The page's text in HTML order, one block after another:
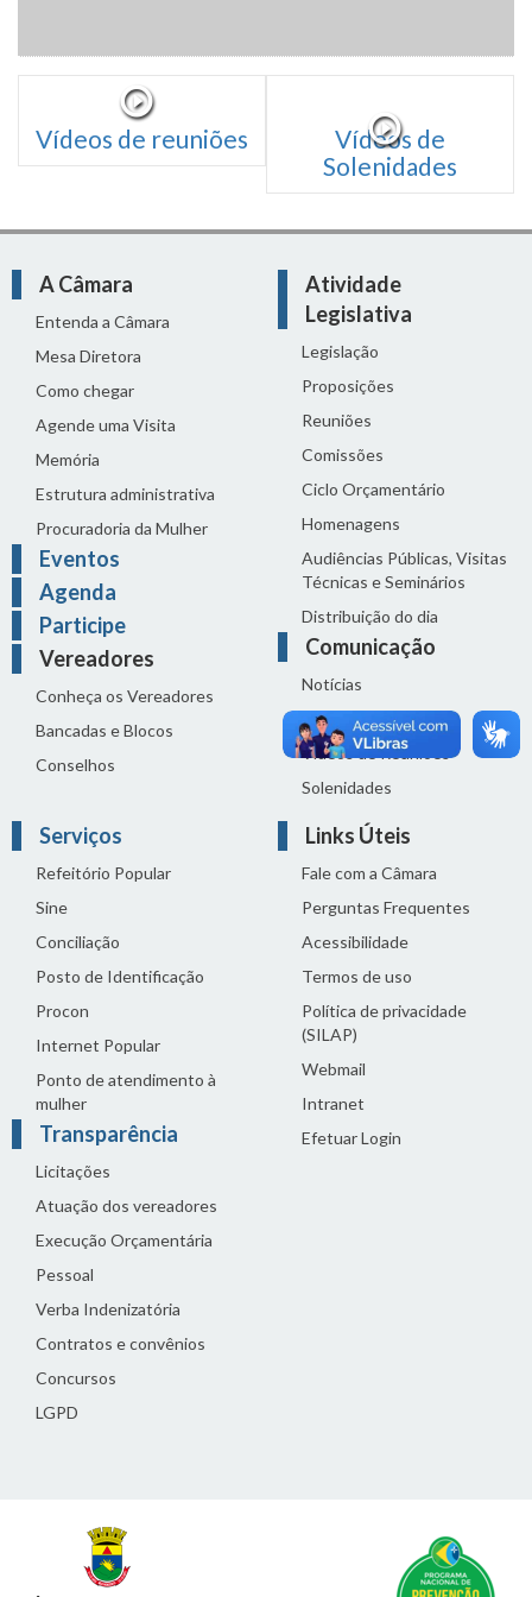
Vídeos de reuniões
Vídeos de
Solenidades
A Câmara
Entenda a Câmara
Mesa Diretora
Como chegar
Agende uma Visita
Memória
Estrutura administrativa
Procuradoria da Mulher
Eventos
Agenda
Participe
Vereadores
Conheça os Vereadores
Bancadas e Blocos
Conselhos
Atividade
Legislativa
Legislação
Proposições
Reuniões
Comissões
Ciclo Orçamentário
Homenagens
Audiências Públicas, Visitas
Técnicas e Seminários
Distribuição do dia
Comunicação
Notícias
Sala de Imprensa
Vídeos de Reuniões
Solenidades
Serviços
Refeitório Popular
Sine
Conciliação
Posto de Identificação
Procon
Internet Popular
Ponto de atendimento à
mulher
Transparência
Licitações
Atuação dos vereadores
Execução Orçamentária
Pessoal
Verba Indenizatória
Contratos e convênios
Concursos
LGPD
Links Úteis
Fale com a Câmara
Perguntas Frequentes
Acessibilidade
Termos de uso
Política de privacidade
(SILAP)
Webmail
Intranet
Efetuar Login